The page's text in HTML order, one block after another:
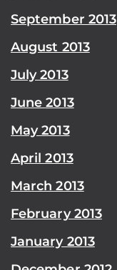
September 2013
August 2013
July 2013
June 2013
May 2013
April 2013
March 2013
February 2013
January 2013